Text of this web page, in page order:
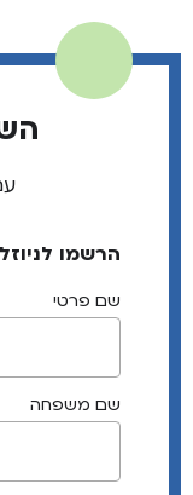
הרשמו
שם פרטי
שם משפחה